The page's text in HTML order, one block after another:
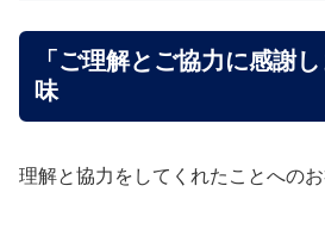
「ご理解とご協力に感謝
味
理解と協力をしてくれたことへのお